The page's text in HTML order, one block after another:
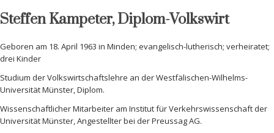
Steffen Kampeter, Diplom-Volkswirt
Geboren am 18. April 1963 in Minden; evangelisch-lutherisch; verheiratet;
drei Kinder
Studium der Volkswirtschaftslehre an der Westfälischen-Wilhelms-
Universität Münster, Diplom.
Wissenschaftlicher Mitarbeiter am Institut für Verkehrswissenschaft der
Universität Münster, Angestellter bei der Preussag AG.